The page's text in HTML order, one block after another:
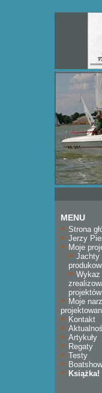
MENU
Strona
Jerzy
Moje
Jachty
Wykaz
projektów
Moje
Kontakt
Artykuły
Regaty
Testy
Książka!